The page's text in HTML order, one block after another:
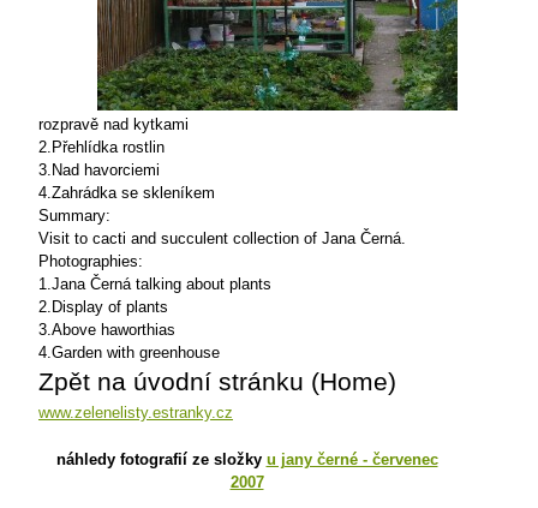
rozpravě nad kytkami
2.Přehlídka rostlin
3.Nad havorciemi
4.Zahrádka se skleníkem
Summary:
Visit to cacti and succulent collection of Jana Černá.
Photographies:
1.Jana Černá talking about plants
2.Display of plants
3.Above haworthias
4.Garden with greenhouse
Zpět na úvodní stránku (Home)
www.zelenelisty.estranky.cz
náhledy fotografií ze složky u jany černé - červenec
2007